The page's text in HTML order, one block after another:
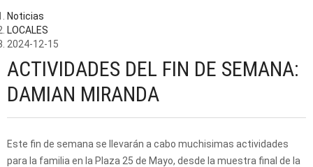
Noticias
LOCALES
2024-12-15
ACTIVIDADES DEL FIN DE SEMANA:
DAMIAN MIRANDA
Este fin de semana se llevarán a cabo muchisimas actividades
para la familia en la Plaza 25 de Mayo, desde la muestra final de la